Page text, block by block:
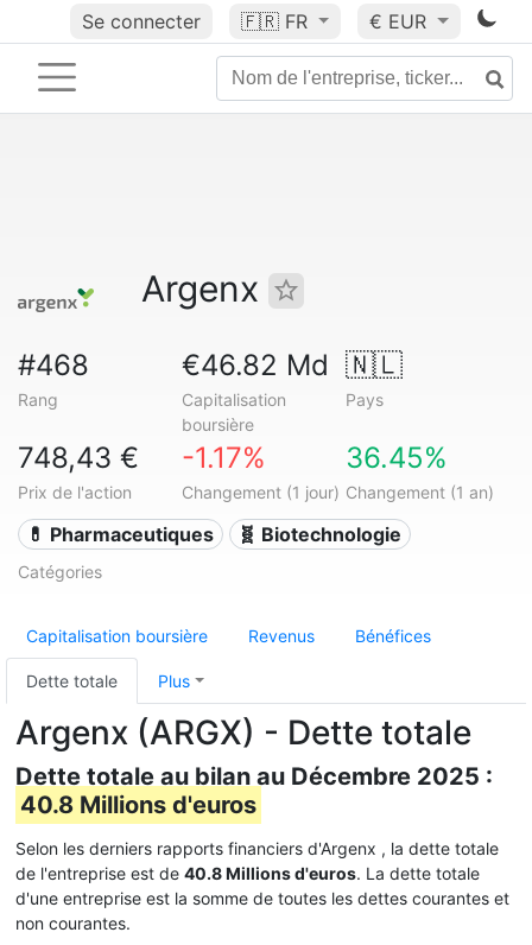
Se connecter 🇫🇷 FR € EUR
Argenx
#468
Rang
€46.82 Md
Capitalisation
boursière
🇳🇱
Pays
748,43 €
Prix de l'action
-1.17%
Changement (1 jour)
36.45%
Changement (1 an)
💊 Pharmaceutiques 🧬 Biotechnologie
Catégories
Capitalisation boursière Revenus Bénéfices
Dette totale Plus
Argenx (ARGX) - Dette totale
Dette totale au bilan au Décembre 2025 :
40.8 Millions d'euros
Selon les derniers rapports financiers d'Argenx , la dette totale
de l'entreprise est de 40.8 Millions d'euros. La dette totale
d'une entreprise est la somme de toutes les dettes courantes et
non courantes.